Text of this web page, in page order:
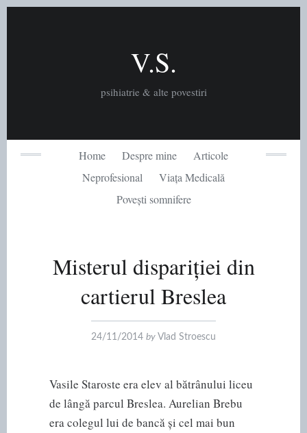
V.S.
psihiatrie & alte povestiri
Home Despre mine
Articole
Neprofesional
Viața Medicală
Povești somnifere
Misterul dispariției din
cartierul Breslea
24/11/2014 by Vlad Stroescu
Vasile Staroste era elev al bătrânului liceu
de lângă parcul Breslea. Aurelian Brebu
era colegul lui de bancă și cel mai bun